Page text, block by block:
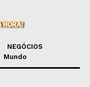
NEGÓCIOS
Mundo